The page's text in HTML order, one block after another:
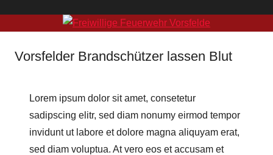
Vorsfelder Brandschützer lassen Blut
Lorem ipsum dolor sit amet, consetetur
sadipscing elitr, sed diam nonumy eirmod tempor
invidunt ut labore et dolore magna aliquyam erat,
sed diam voluptua. At vero eos et accusam et